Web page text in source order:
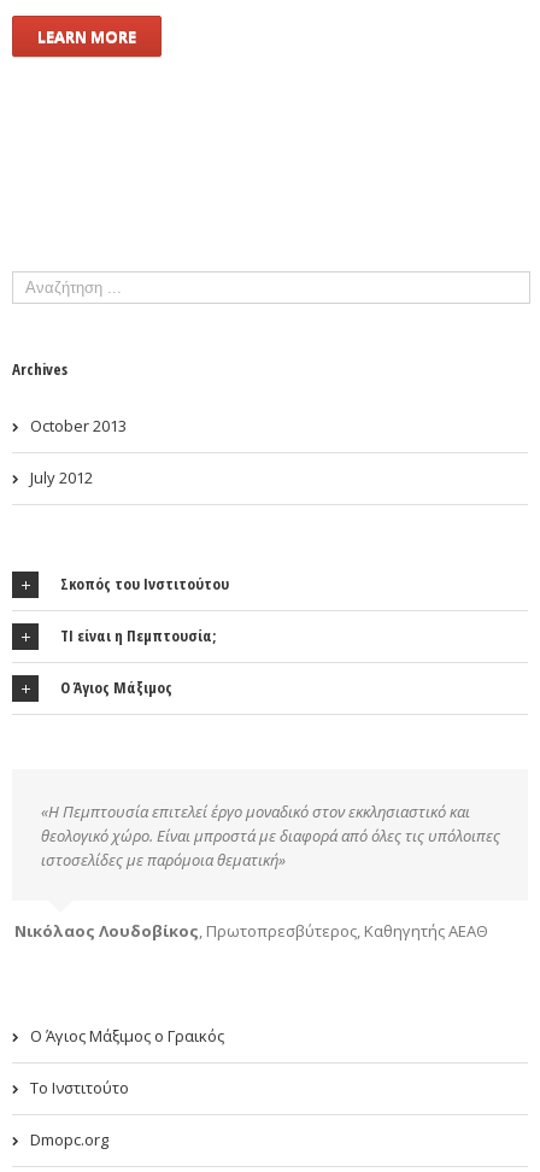
LEARN MORE
Archives
October 2013
July 2012
Σκοπός του Ινστιτούτου
ΤΙ είναι η Πεμπτουσία;
Ο Άγιος Μάξιμος
«Η Πεμπτουσία επιτελεί έργο μοναδικό στον εκκλησιαστικό και
θεολογικό χώρο. Είναι μπροστά με διαφορά από όλες τις υπόλοιπες
ιστοσελίδες με παρόμοια θεματική»
Νικόλαος Λουδοβίκος Πρωτοπρεσβύτερος, Καθηγητής ΑΕΑΘ
Ο Άγιος Μάξιμος ο Γραικός
Το Ινστιτούτο
Dmopc.org